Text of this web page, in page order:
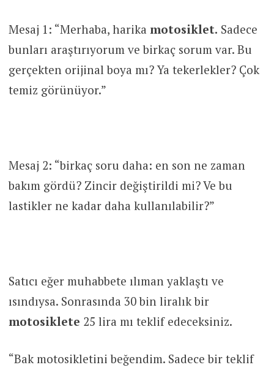
Mesaj 1: “Merhaba, harika motosiklet. Sadece
bunları araştırıyorum ve birkaç sorum var. Bu
gerçekten orijinal boya mı? Ya tekerlekler? Çok
temiz görünüyor.”
Mesaj 2: “birkaç soru daha: en son ne zaman
bakım gördü? Zincir değiştirildi mi? Ve bu
lastikler ne kadar daha kullanılabilir?”
Satıcı eğer muhabbete ılıman yaklaştı ve
ısındıysa. Sonrasında 30 bin liralık bir
motosiklete 25 lira mı teklif edeceksiniz.
“Bak motosikletini beğendim. Sadece bir teklif